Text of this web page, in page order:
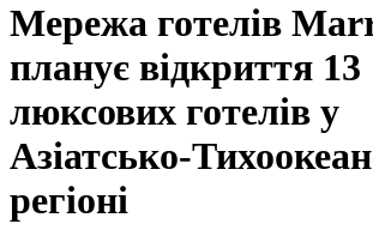
Мережа готелів
планує відкриття 13
люксових готелів у
Азіатсько-
регіоні